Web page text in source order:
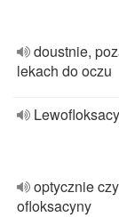
doustnie,
lekach do oczu
optycznie
ofloksacyny